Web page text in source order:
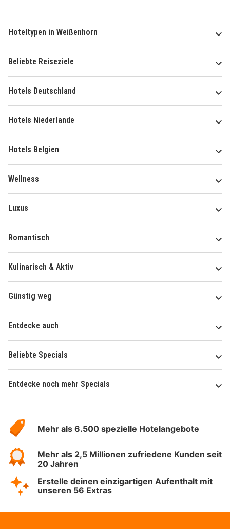
Hoteltypen in Weißenhorn
Beliebte Reiseziele
Hotels Deutschland
Hotels Niederlande
Hotels Belgien
Wellness
Luxus
Romantisch
Kulinarisch & Aktiv
Günstig weg
Entdecke auch
Beliebte Specials
Entdecke noch mehr Specials
Hotelspecials
Mehr als 6.500 spezielle Hotelangebote
Mehr als 2,5 Millionen zufriedene Kunden seit
20 Jahren
Erstelle deinen einzigartigen Aufenthalt mit
unseren 56 Extras